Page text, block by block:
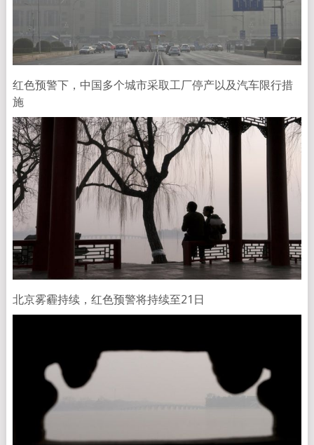
红色预警下，中国多个城市采取工厂停产以及汽车限行措
施
北京雾霾持续，红色预警将持续至21日